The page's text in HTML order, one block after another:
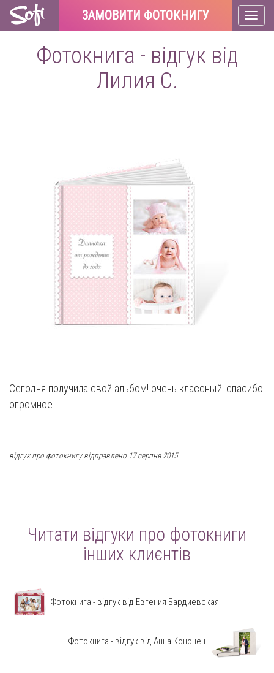
ЗАМОВИТИ ФОТОКНИГУ
Фотокнига - відгук від
Лилия С.
Сегодня получила свой альбом! очень классный! спасибо
огромное.
відгук про фотокнигу відправлено 17 серпня 2015
Читати відгуки про фотокниги
інших клиєнтів
Фотокнига - відгук від Евгения Бардиевская
Фотокнига - відгук від Анна Кононец